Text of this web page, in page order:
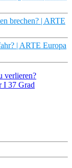
brechen? | ARTE
| ARTE Europa
verlieren?
I 37 Grad